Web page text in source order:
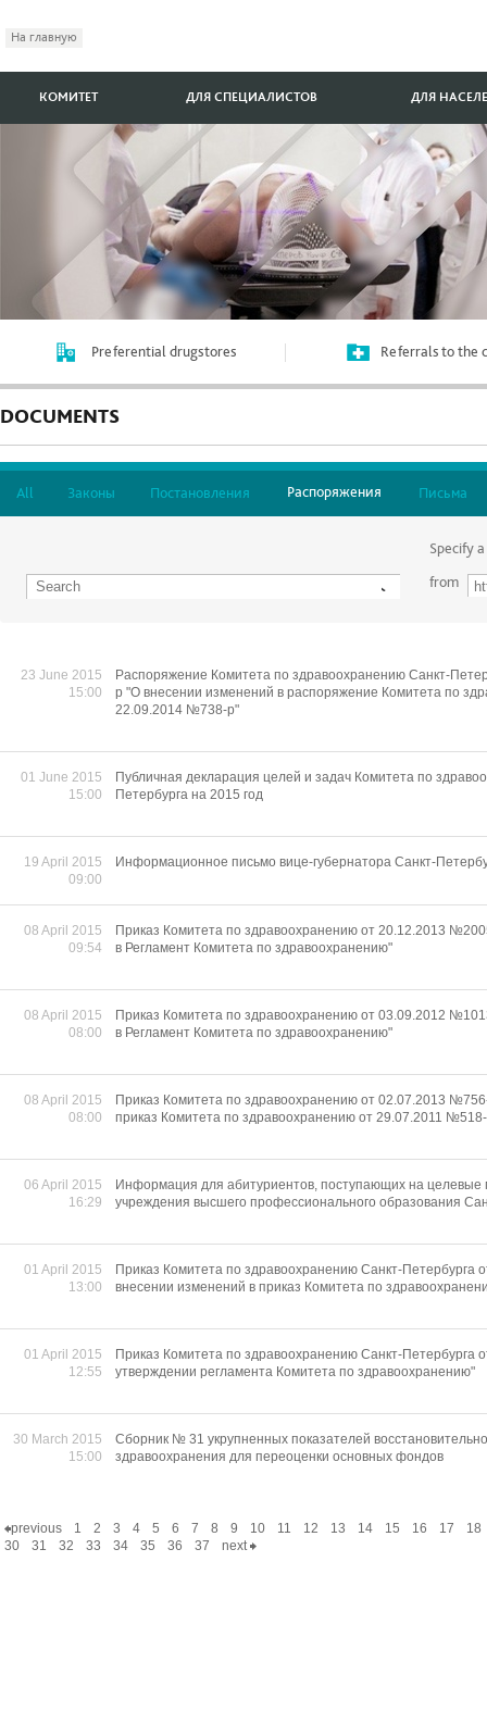
На главную
КОМИТЕТ ДЛЯ СПЕЦИАЛИСТОВ ДЛЯ
Preferential drugstores Referrals to the
DOCUMENTS
All Законы Постановления Распоряжения Письма
Specify
from
23 June 2015
15:00
Распоряжение Комитета по здравоохранению Санкт-
р "О внесении изменений в распоряжение Комитета по
22.09.2014 №738-р"
01 June 2015
15:00
Публичная декларация целей и задач Комитета по
Петербурга на 2015 год
19 April 2015
09:00
Информационное письмо вице-губернатора Санкт-
08 April 2015
09:54
Приказ Комитета по здравоохранению от 20.12.2013
в Регламент Комитета по здравоохранению"
08 April 2015
08:00
Приказ Комитета по здравоохранению от 03.09.2012
в Регламент Комитета по здравоохранению"
08 April 2015
08:00
Приказ Комитета по здравоохранению от 02.07.2013
приказ Комитета по здравоохранению от 29.07.2011
06 April 2015
16:29
Информация для абитуриентов, поступающих на целевые
учреждения высшего профессионального образования
01 April 2015
13:00
Приказ Комитета по здравоохранению Санкт-Петербурга
внесении изменений в приказ Комитета по
01 April 2015
12:55
Приказ Комитета по здравоохранению Санкт-Петербурга
утверждении регламента Комитета по здравоохранению"
30 March 2015
15:00
Сборник № 31 укрупненных показателей
здравоохранения для переоценки основных фондов
previous 1 2 3 4 5 6 7 8 9 10 11 12 13 14 15 16 17
18
30
31 32 33 34 35 36 37 next